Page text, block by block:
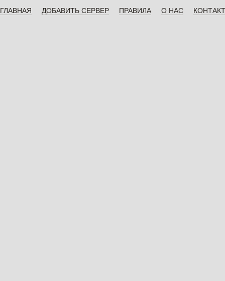
ГЛАВНАЯ ДОБАВИТЬ СЕРВЕР ПРАВИЛА О НАС